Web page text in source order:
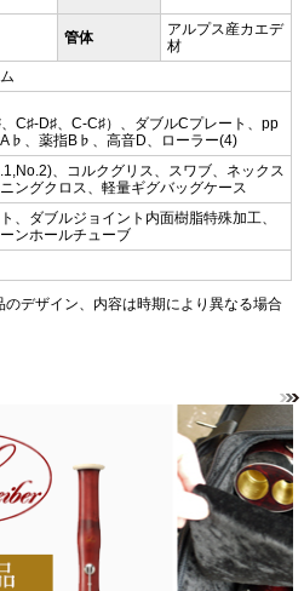
管体
アルプス産カエデ
材
、C♯-D♯、C-C♯）、ダブルCプレート、pp
A♭、薬指B♭、高音D、ローラー(4)
、コルクグリス、スワブ、ネックス
ングクロス、軽量ギグバッグケース
、ダブルジョイント内面樹脂特殊加工、
ンホールチューブ
デザイン、内容は時期により異なる場合